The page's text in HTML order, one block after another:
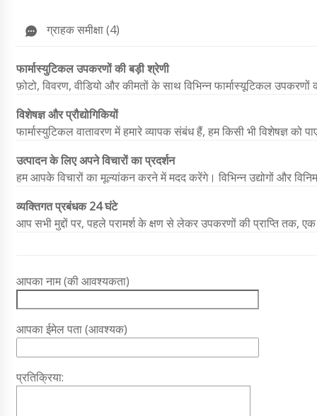
ग्राहक समीक्षा (4)
फार्मास्युटिकल उपकरणों की बड़ी श्रेणी
फ़ोटो, विवरण, वीडियो और कीमतों के साथ विभिन्न फार्मास्यूटिकल
विशेषज्ञ और प्रौद्योगिकियों
फार्मास्युटिकल वातावरण में हमारे व्यापक संबंध हैं, हम किसी भी विशेषज्ञ को
उत्पादन के लिए अपने विचारों का प्रदर्शन
हम आपके विचारों का मूल्यांकन करने में मदद करेंगे। विभिन्न उद्योगों और
व्यक्तिगत प्रबंधक 24 घंटे
आप सभी मुद्दों पर, पहले परामर्श के क्षण से लेकर उपकरणों की प्राप्ति तक,
आपका नाम (की आवश्यकता)
आपका ईमेल पता (आवश्यक)
प्रतिक्रिया: